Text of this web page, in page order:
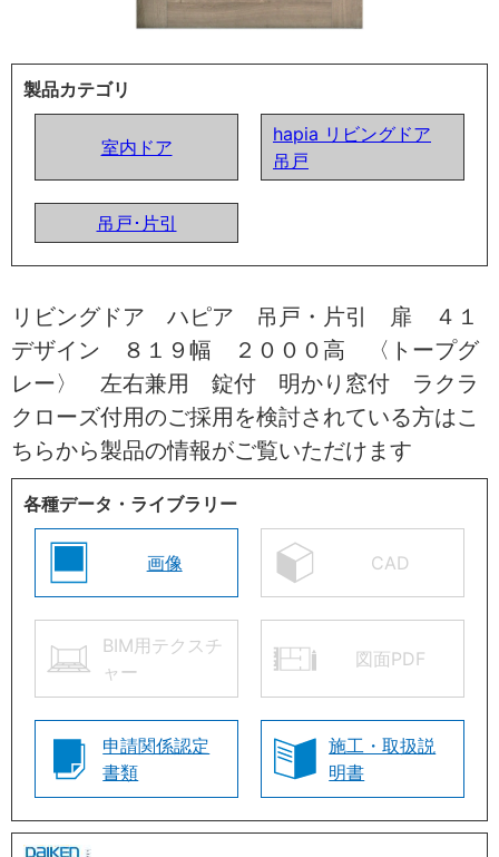
製品カテゴリ
室内ドア
hapia リビングドア
吊戸
吊戸･片引
リビングドア ハピア 吊戸・片引 扉 ４１
デザイン ８１９幅 ２０００高 〈トープグ
レー〉 左右兼用 錠付 明かり窓付 ラクラ
クローズ付用のご採用を検討されている方はこ
ちらから製品の情報がご覧いただけます
各種データ・ライブラリー
画像 CAD
BIM用テクスチ
ャー
図面PDF
申請関係認定
書類
施工・取扱説
明書